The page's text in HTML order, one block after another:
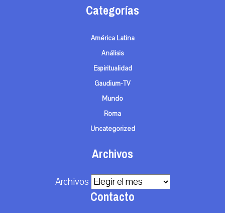
Categorías
América Latina
Análisis
Espiritualidad
Gaudium-TV
Mundo
Roma
Uncategorized
Archivos
Archivos
Contacto